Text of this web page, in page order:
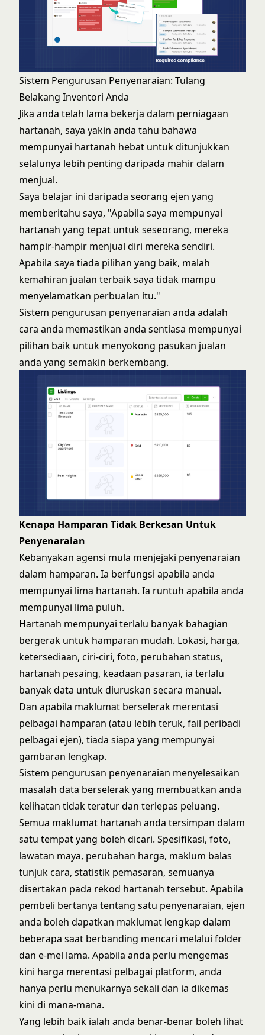
Sistem Pengurusan Penyenaraian: Tulang
Belakang Inventori Anda
Jika anda telah lama bekerja dalam perniagaan
hartanah, saya yakin anda tahu bahawa
mempunyai hartanah hebat untuk ditunjukkan
selalunya lebih penting daripada mahir dalam
menjual.
Saya belajar ini daripada seorang ejen yang
memberitahu saya, "Apabila saya mempunyai
hartanah yang tepat untuk seseorang, mereka
hampir-hampir menjual diri mereka sendiri.
Apabila saya tiada pilihan yang baik, malah
kemahiran jualan terbaik saya tidak mampu
menyelamatkan perbualan itu."
Sistem pengurusan penyenaraian anda adalah
cara anda memastikan anda sentiasa mempunyai
pilihan baik untuk menyokong pasukan jualan
anda yang semakin berkembang.
Kenapa Hamparan Tidak Berkesan Untuk
Penyenaraian
Kebanyakan agensi mula menjejaki penyenaraian
dalam hamparan. Ia berfungsi apabila anda
mempunyai lima hartanah. Ia runtuh apabila anda
mempunyai lima puluh.
Hartanah mempunyai terlalu banyak bahagian
bergerak untuk hamparan mudah. Lokasi, harga,
ketersediaan, ciri-ciri, foto, perubahan status,
hartanah pesaing, keadaan pasaran, ia terlalu
banyak data untuk diuruskan secara manual.
Dan apabila maklumat berselerak merentasi
pelbagai hamparan (atau lebih teruk, fail peribadi
pelbagai ejen), tiada siapa yang mempunyai
gambaran lengkap.
Sistem pengurusan penyenaraian menyelesaikan
masalah data berselerak yang membuatkan anda
kelihatan tidak teratur dan terlepas peluang.
Semua maklumat hartanah anda tersimpan dalam
satu tempat yang boleh dicari. Spesifikasi, foto,
lawatan maya, perubahan harga, maklum balas
tunjuk cara, statistik pemasaran, semuanya
disertakan pada rekod hartanah tersebut. Apabila
pembeli bertanya tentang satu penyenaraian, ejen
anda boleh dapatkan maklumat lengkap dalam
beberapa saat berbanding mencari melalui folder
dan e-mel lama. Apabila anda perlu mengemas
kini harga merentasi pelbagai platform, anda
hanya perlu menukarnya sekali dan ia dikemas
kini di mana-mana.
Yang lebih baik ialah anda benar-benar boleh lihat